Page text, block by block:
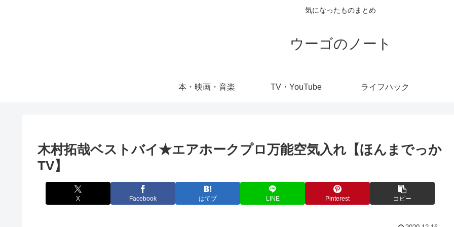
気になったものまとめ
ウーゴのノート
本・映画・音楽 TV・YouTube ライフハック
木村拓哉ベストバイ★エアホークプロ万能空気入れ【ほんまでっか
TV】
X Facebook はてブ LINE Pinterest コピー